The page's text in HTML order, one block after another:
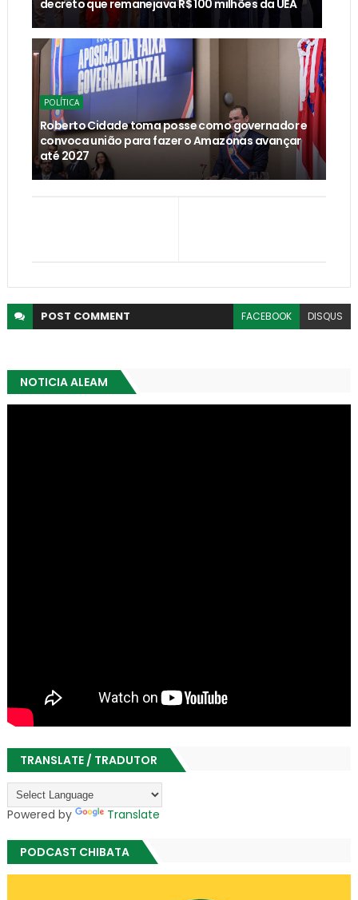
decreto que remanejava R$ 100 milhões da UEA
POLÍTICA
Roberto Cidade toma posse como governador e
convoca união para fazer o Amazonas avançar
até 2027
POST COMMENT FACEBOOK DISQUS
NOTICIA ALEAM
TRANSLATE / TRADUTOR
Powered by Translate
PODCAST CHIBATA